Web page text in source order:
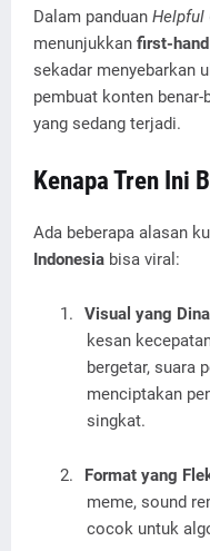
Dalam panduan Helpful
menunjukkan first-
sekadar menyebarkan
pembuat konten
yang sedang terjadi.
Kenapa Tren Ini
Ada beberapa alasan
Indonesia bisa viral:
1. Visual yang
kesan
bergetar, suara
menciptakan
singkat.
2. Format yang
meme, sound
cocok untuk